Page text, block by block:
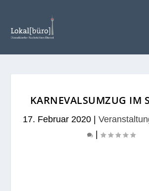
KARNEVALSUMZUG IM
17. Februar 2020|
|